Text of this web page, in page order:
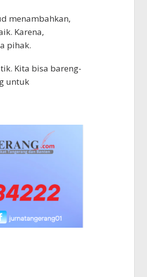
menambahkan,
Karena,
pihak.
Kita bisa bareng-
untuk